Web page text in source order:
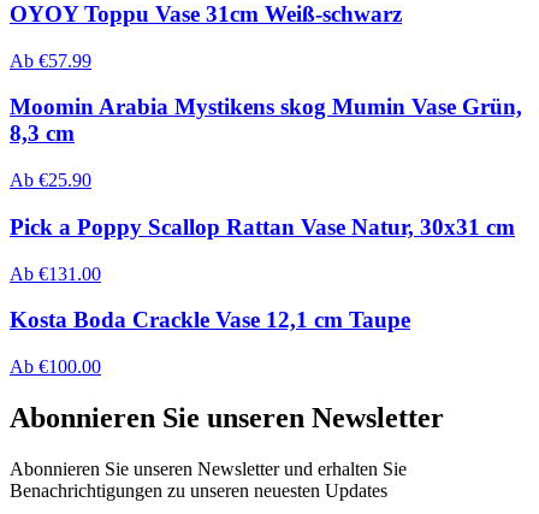
OYOY Toppu Vase 31cm Weiß-schwarz
Ab €57.99
Moomin Arabia Mystikens skog Mumin Vase Grün,
8,3 cm
Ab €25.90
Pick a Poppy Scallop Rattan Vase Natur, 30x31 cm
Ab €131.00
Kosta Boda Crackle Vase 12,1 cm Taupe
Ab €100.00
Abonnieren Sie unseren Newsletter
Abonnieren Sie unseren Newsletter und erhalten Sie
Benachrichtigungen zu unseren neuesten Updates